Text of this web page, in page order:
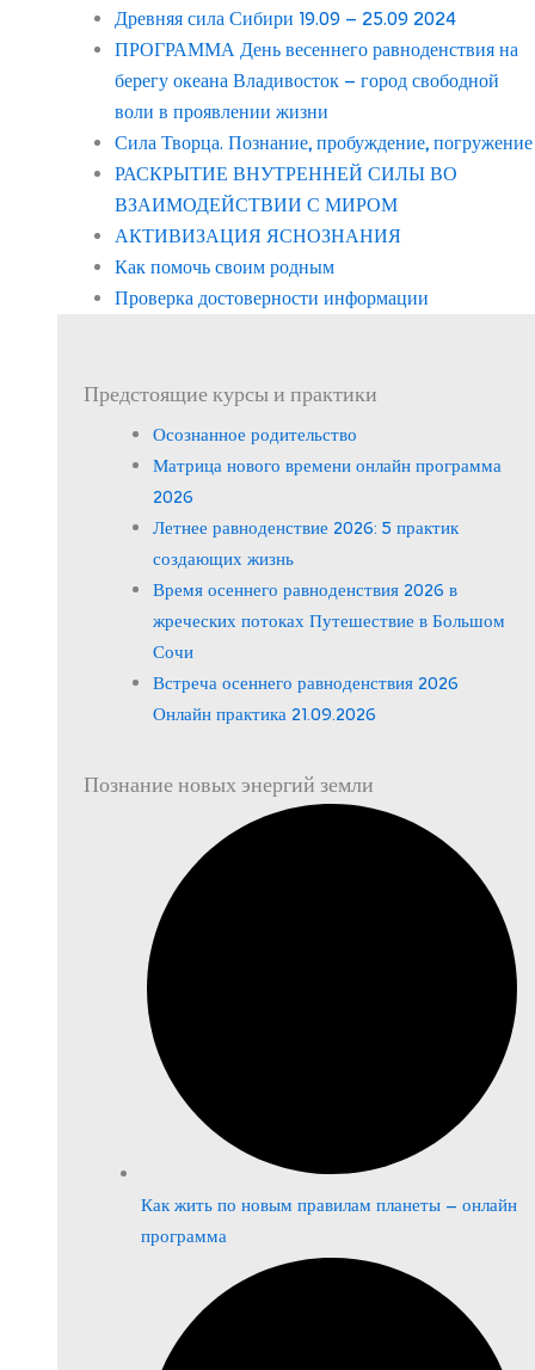
Древняя сила Сибири 19.09 – 25.09 2024
ПРОГРАММА День весеннего равноденствия на
берегу океана Владивосток – город свободной
воли в проявлении жизни
Сила Творца. Познание, пробуждение, погружение
РАСКРЫТИЕ ВНУТРЕННЕЙ СИЛЫ ВО
ВЗАИМОДЕЙСТВИИ С МИРОМ
АКТИВИЗАЦИЯ ЯСНОЗНАНИЯ
Как помочь своим родным
Проверка достоверности информации
Предстоящие курсы и практики
Осознанное родительство
Матрица нового времени онлайн программа
2026
Летнее равноденствие 2026: 5 практик
создающих жизнь
Время осеннего равноденствия 2026 в
жреческих потоках Путешествие в Большом
Сочи
Встреча осеннего равноденствия 2026
Онлайн практика 21.09.2026
Познание новых энергий земли
Как жить по новым правилам планеты – онлайн
программа